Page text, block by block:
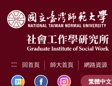
::: 回首頁 師大首頁 網路資源
繁體中文